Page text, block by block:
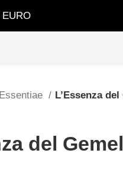
L’Essenza
del